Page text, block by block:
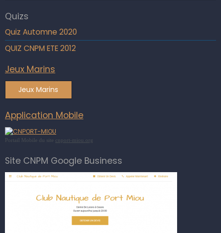
Quizs
Quiz Automne 2020
QUIZ CNPM ETE 2012
Jeux Marins
Jeux Marins
Application Mobile
Portail Mobile du site cnport-miou.org
Site CNPM Google Business